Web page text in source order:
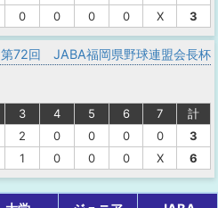
0 0 0 0 X 3
第72回 JABA福岡県野球連盟会長杯
3 4 5 6 7
計
2 0 0 0 0
3
1 0 0 0 X 6